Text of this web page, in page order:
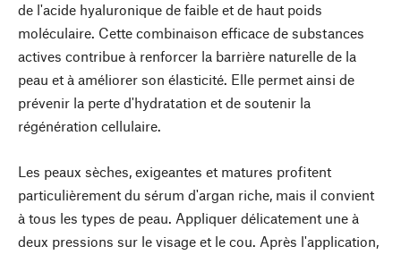
de l'acide hyaluronique de faible et de haut poids
moléculaire. Cette combinaison efficace de substances
actives contribue à renforcer la barrière naturelle de la
peau et à améliorer son élasticité. Elle permet ainsi de
prévenir la perte d'hydratation et de soutenir la
régénération cellulaire.
Les peaux sèches, exigeantes et matures profitent
particulièrement du sérum d'argan riche, mais il convient
à tous les types de peau. Appliquer délicatement une à
deux pressions sur le visage et le cou. Après l'application,